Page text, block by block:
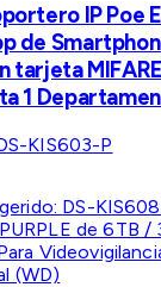
IP Poe
de
tarjeta
1
KIS603-P
DS-
(WD)